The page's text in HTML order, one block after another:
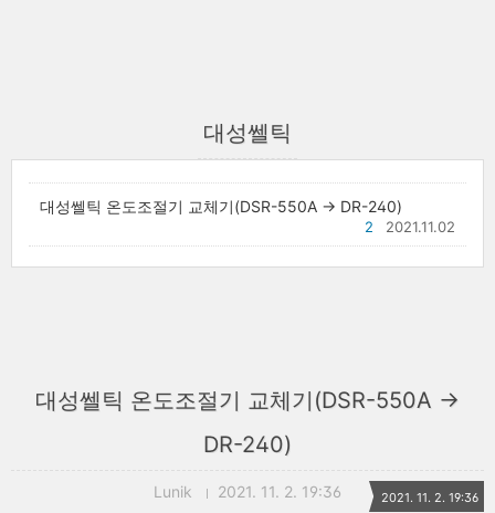
대성쎌틱
대성쎌틱 온도조절기 교체기(DSR-550A -> DR-240)
2021.11.02
2
대성쎌틱 온도조절기 교체기(DSR-550A ->
DR-240)
Lunik 2021. 11. 2. 19:36 2021. 11. 2. 19:36